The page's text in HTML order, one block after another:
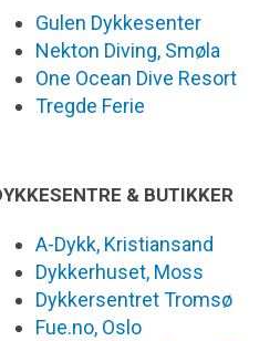
Gulen Dykkesenter
Nekton Diving, Smøla
One Ocean Dive Resort
Tregde Ferie
& BUTIKKER
A-Dykk, Kristiansand
Dykkerhuset, Moss
Dykkersentret Tromsø
Fue.no, Oslo